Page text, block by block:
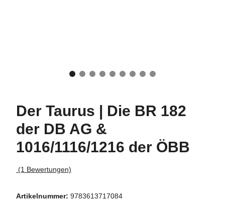
Der Taurus | Die BR 182
der DB AG &
1016/1116/1216 der ÖBB
(1 Bewertungen)
Artikelnummer: 9783613717084